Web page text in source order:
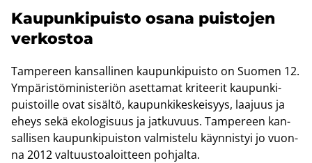
Kau­pun­ki­puis­to osana puis­to­jen
ver­kos­toa
Tam­pe­reen kan­sal­li­nen kau­pun­ki­puis­to on Suo­men 12.
Ym­pä­ris­tö­mi­nis­te­riön aset­ta­mat kri­tee­rit kau­pun­ki­
puis­toil­le ovat si­säl­tö, kau­pun­ki­kes­kei­syys, laa­juus ja
eheys sekä eko­lo­gi­suus ja jat­ku­vuus. Tam­pe­reen kan­
sal­li­sen kau­pun­ki­puis­ton val­mis­te­lu käyn­nis­tyi jo vuon­
na 2012 val­tuus­toa­loit­teen poh­jal­ta.